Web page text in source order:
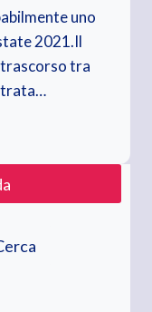
uno
2021.Il
tra